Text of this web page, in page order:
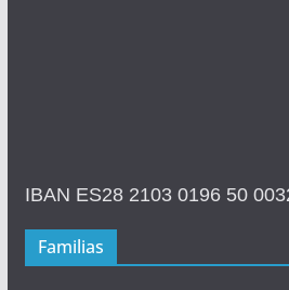
IBAN ES28 2103 0196 50
Familias